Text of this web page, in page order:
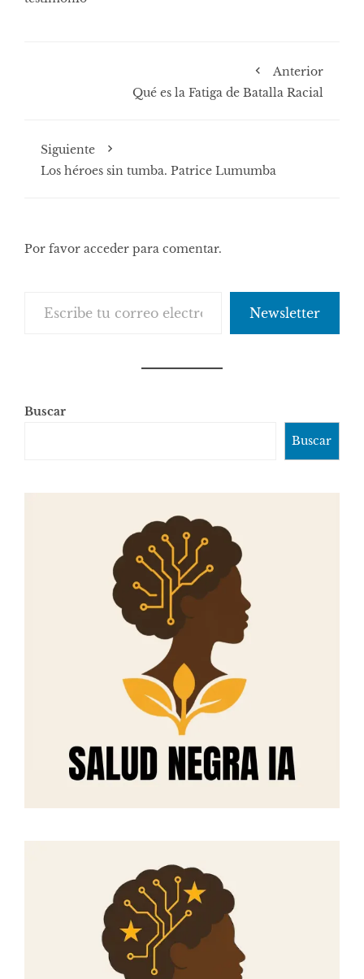
Anterior
Qué es la Fatiga de Batalla Racial
Siguiente
Los héroes sin tumba. Patrice Lumumba
Por favor acceder para comentar.
Newsletter
Buscar
Buscar